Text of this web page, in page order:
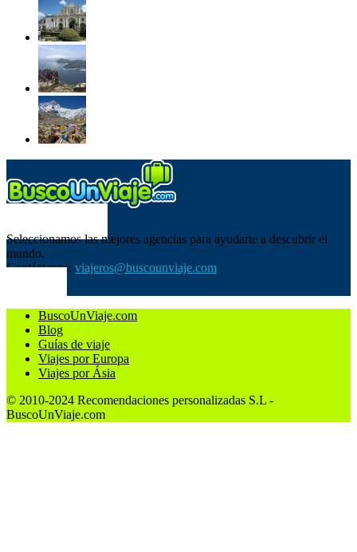
Seleccionamos las mejores agencias para ayudarte a descubrir el
mundo.
Contáctanos: viajeros@buscounviaje.com
BuscoUnViaje.com
Blog
Guías de viaje
Viajes por Europa
Viajes por Ásia
© 2010-2024 Recomendaciones personalizadas S.L -
BuscoUnViaje.com